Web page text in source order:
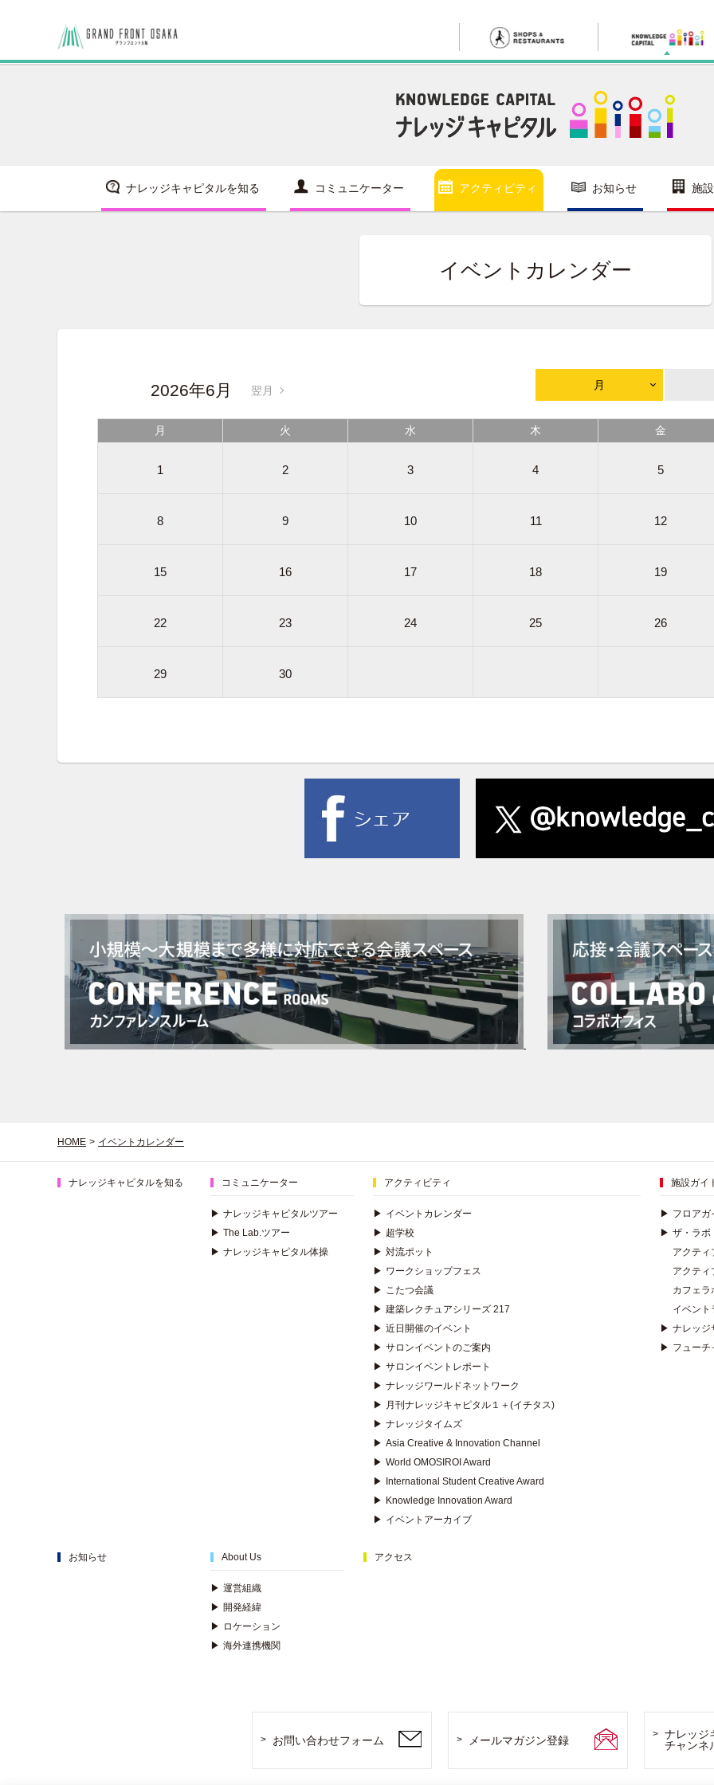
ナレッジキャピタルを知る コミュニケーター アクティビティ お知らせ 施
イベントカレンダー
2026年6月 翌月 月
月 火 水 木 金
1 2 3 4 5
8 9 10 11 12
15 16 17 18 19
22 23 24 25 26
29 30
HOME > イベントカレンダー
ナレッジキャピタルを知る コミュニケーター
▶ ナレッジキャピタルツアー
▶ The Lab.ツアー
▶ ナレッジキャピタル体操
アクティビティ
▶ イベントカレンダー
▶ 超学校
▶ 対流ポット
▶ ワークショップフェス
▶ こたつ会議
▶ 建築レクチュアシリーズ 217
▶ 近日開催のイベント
▶ サロンイベントのご案内
▶ サロンイベントレポート
▶ ナレッジワールドネットワーク
▶ 月刊ナレッジキャピタル１＋(イチタス)
▶ ナレッジタイムズ
▶ Asia Creative & Innovation Channel
▶ World OMOSIROI Award
▶
International Student Creative Award
▶ Knowledge Innovation Award
▶ イベントアーカイブ
施設ガイ
▶ フロアガ
▶ ザ・ラボ
アクティ
アクティ
カフェラ
イベント
▶ ナレッジ
▶ フューチ
お知らせ About Us
▶ 運営組織
▶ 開発経緯
▶ ロケーション
▶ 海外連携機関
アクセス
お問い合わせフォーム メールマガジン登録
ナレッジ
チャンネ